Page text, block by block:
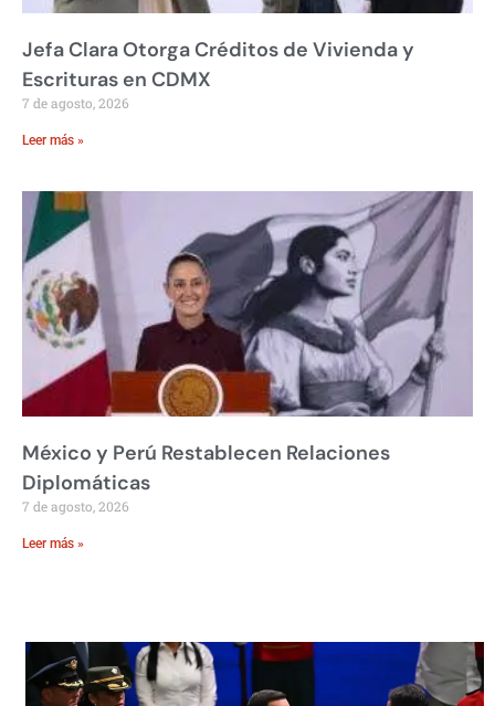
Jefa Clara Otorga Créditos de Vivienda y
Escrituras en CDMX
7 de agosto, 2026
Leer más »
México y Perú Restablecen Relaciones
Diplomáticas
7 de agosto, 2026
Leer más »